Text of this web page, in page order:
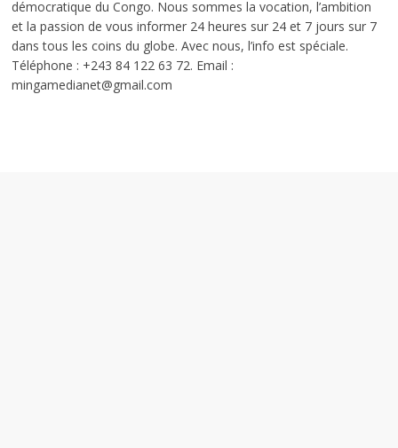
démocratique du Congo. Nous sommes la vocation, l’ambition
et la passion de vous informer 24 heures sur 24 et 7 jours sur 7
dans tous les coins du globe. Avec nous, l’info est spéciale.
Téléphone : +243 84 122 63 72. Email :
mingamedianet@gmail.com